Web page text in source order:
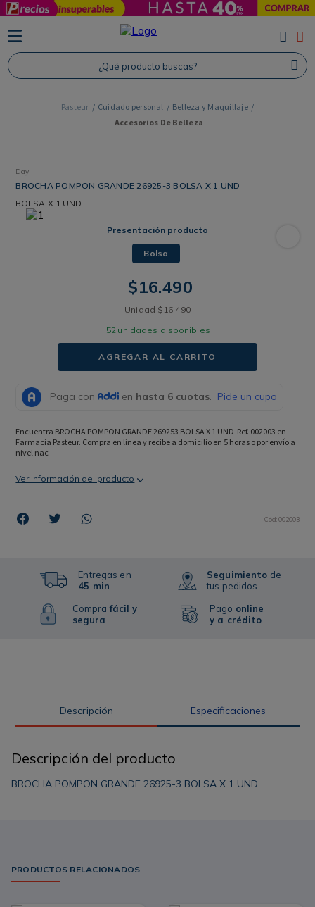
¿Qué producto buscas?
Cuidado personal
Belleza y Maquillaje
Accesorios De Belleza
Dayl
BROCHA POMPON GRANDE 26925-3 BOLSA X 1 UND
BOLSA X 1 UND
Presentación producto
Bolsa
$16.490
Unidad $ 16 490
52 unidades disponibles
AGREGAR AL CARRITO
Encuentra BROCHA POMPON GRANDE 269253 BOLSA X 1 UND  Ref. 002003 en
Farmacia Pasteur. Compra en línea y recibe a domicilio en 5 horas o por envío a
nivel nac
Ver información del producto
Cód:002003
Entregas en
45 min
Comprafácil y
segura
Seguimiento de
tus pedidos
Pago online
y a crédito
Descripción Especificaciones
Descripción del producto
BROCHA POMPON GRANDE 26925-3 BOLSA X 1 UND
PRODUCTOS RELACIONADOS
TÉRMINOS MÁS BUSCADOS
1. Protector Solar
2. Proteina